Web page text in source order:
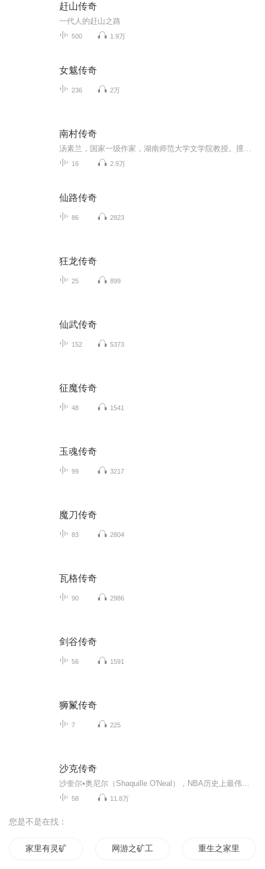
赶山传奇
一代人的赶山之路
500 1.9万
女魃传奇
236 2万
南村传奇
16 2.9万
仙路传奇
86 2823
狂龙传奇
25 899
仙武传奇
152 5373
征魔传奇
48 1541
玉魂传奇
99 3217
魔刀传奇
83 2804
瓦格传奇
90 2986
剑谷传奇
56 1591
狮鬣传奇
7 225
沙克传奇
58 11.8万
您是不是在找：
家里有灵矿 网游之矿工也疯狂 重生之家里有矿